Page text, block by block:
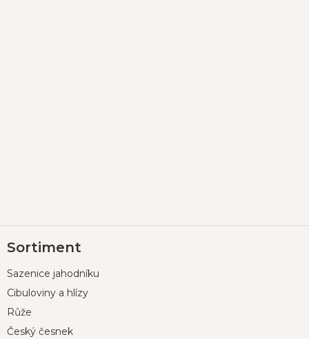
á
a
Sortiment
Sazenice jahodníku
Cibuloviny a hlízy
Růže
Český česnek